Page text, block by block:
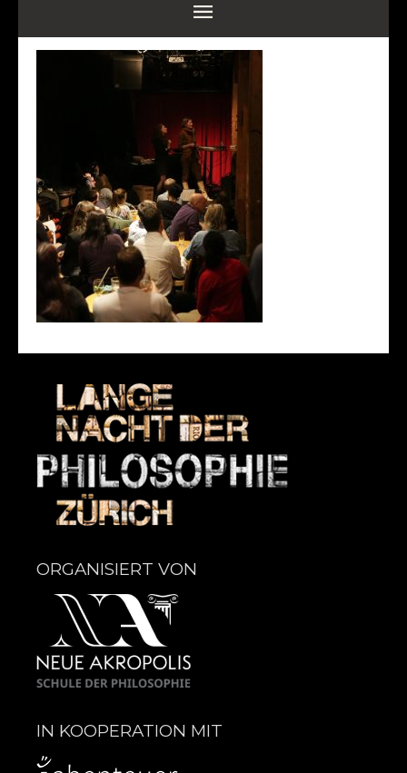
ORGANISIERT VON
IN KOOPERATION MIT